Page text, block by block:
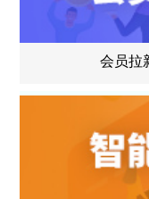
会员拉